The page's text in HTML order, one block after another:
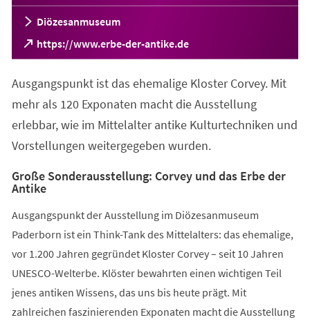
Diözesanmuseum
https://www.erbe-der-antike.de
(Öffnet
in
neuen
Tab)
Ausgangspunkt ist das ehemalige Kloster Corvey. Mit
mehr als 120 Exponaten macht die Ausstellung
erlebbar, wie im Mittelalter antike Kulturtechniken und
Vorstellungen weitergegeben wurden.
Große Sonderausstellung: Corvey und das Erbe der
Antike
Ausgangspunkt der Ausstellung im Diözesanmuseum
Paderborn ist ein Think-Tank des Mittelalters: das ehemalige,
vor 1.200 Jahren gegründet Kloster Corvey – seit 10 Jahren
UNESCO-Welterbe. Klöster bewahrten einen wichtigen Teil
jenes antiken Wissens, das uns bis heute prägt. Mit
zahlreichen faszinierenden Exponaten macht die Ausstellung